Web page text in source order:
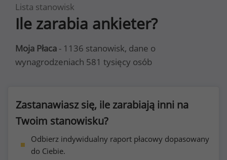
Lista stanowisk
Ile zarabia ankieter?
Moja Płaca - 1136 stanowisk, dane o
wynagrodzeniach 581 tysięcy osób
Zastanawiasz się, ile zarabiają inni na
Twoim stanowisku?
Odbierz indywidualny raport płacowy dopasowany
do Ciebie.